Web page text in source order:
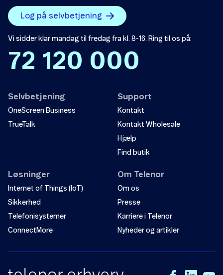
Log på selvbetjening
Vi sidder klar mandag til fredag fra kl. 8-16. Ring til os på:
72 120 000
Selvbetjening
OneScreen Business
TrueTalk
Support
Kontakt
Kontakt Wholesale
Hjælp
Find butik
Løsninger
Internet of Things (IoT)
Sikkerhed
Telefonisystemer
ConnectMore
Om Telenor
Om os
Presse
Karriere i Telenor
Nyheder og artikler